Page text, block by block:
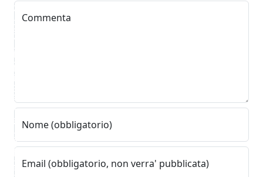
Commenta
Nome (obbligatorio)
Email (obbligatorio, non verra' pubblicata)
n
g
h
i
l
t
e
r
r
a
l
e
o
r
t
o
d
i
S
a
n
s
t
C